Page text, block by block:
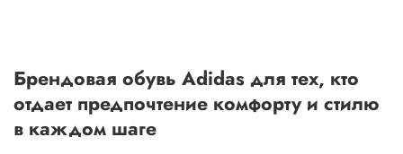
Брендовая обувь Adidas для тех, кто
отдает предпочтение комфорту и стилю
в каждом шаге